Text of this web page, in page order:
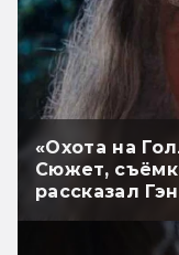
«Охота на
Сюжет,
рассказал